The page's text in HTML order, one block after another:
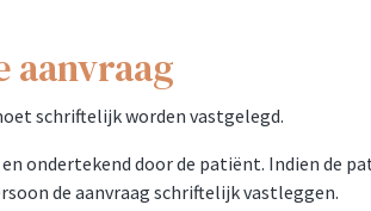
aanvraag
schriftelijk worden vastgelegd.
ondertekend door de patiënt. Indien de
de aanvraag schriftelijk vastleggen.